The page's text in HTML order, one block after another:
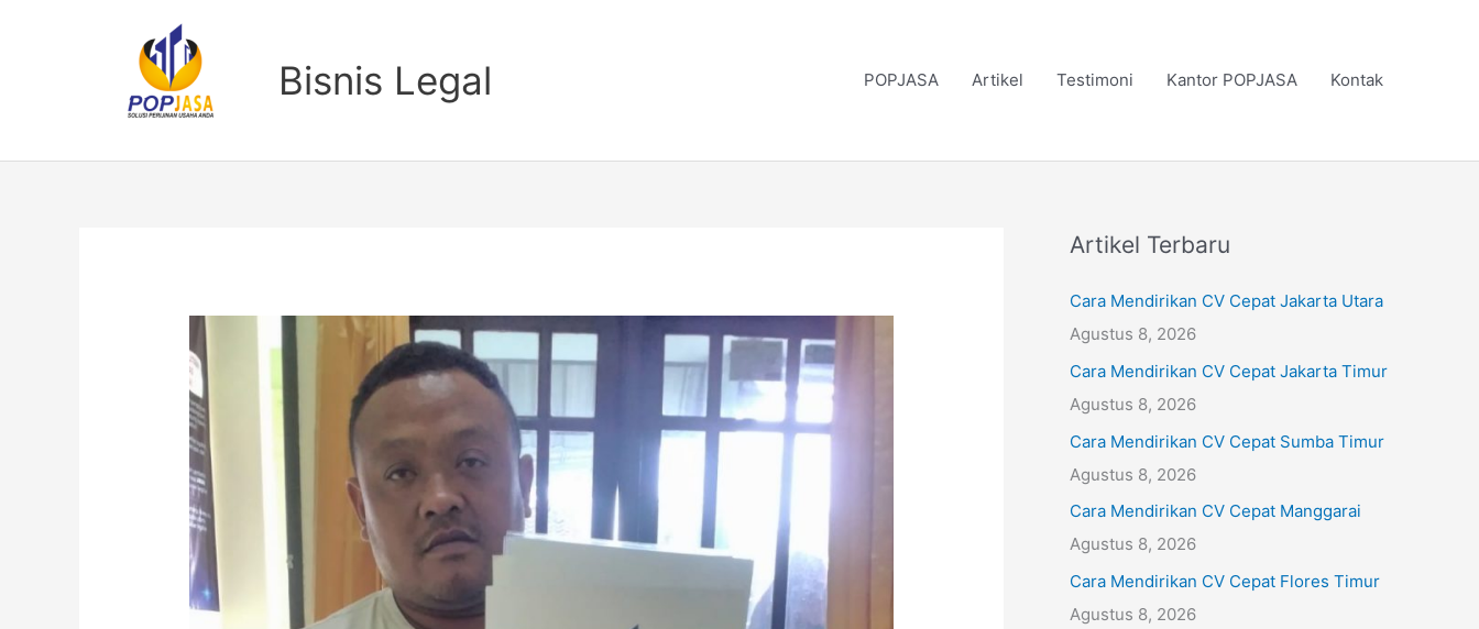
Bisnis Legal POPJASA Artikel Testimoni Kantor POPJASA Kontak
Artikel Terbaru
Cara Mendirikan CV Cepat Jakarta Utara
Agustus 8, 2026
Cara Mendirikan CV Cepat Jakarta Timur
Agustus 8, 2026
Cara Mendirikan CV Cepat Sumba Timur
Agustus 8, 2026
Cara Mendirikan CV Cepat Manggarai
Agustus 8, 2026
Cara Mendirikan CV Cepat Flores Timur
Agustus 8, 2026